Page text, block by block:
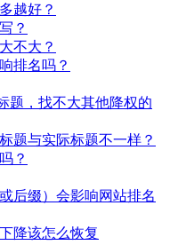
越好？
？
不大？
排名吗？
题，找不大其他降权的
题与实际标题不一样？
？
后缀）会影响网站排名
降该怎么恢复